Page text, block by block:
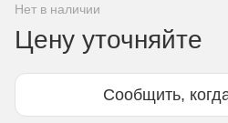
Нет в наличии
Цену уточняйте
Сообщить,